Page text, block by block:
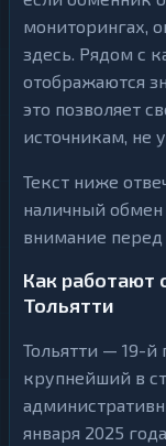
мониторингах,
здесь. Рядом с
отображаются
это позволяет
источникам, не
Текст ниже
наличный обмен
внимание
Как работают
Тольятти
Тольятти — 19-й
крупнейший в
января 2025